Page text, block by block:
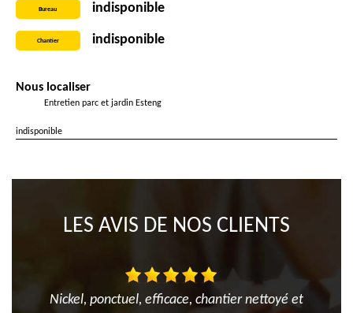
Bureau indisponible
Chantier indisponible
Nous localiser
Entretien parc et jardin Esteng
indisponible
LES AVIS DE NOS CLIENTS
Nickel, ponctuel, efficace, chantier nettoyé et